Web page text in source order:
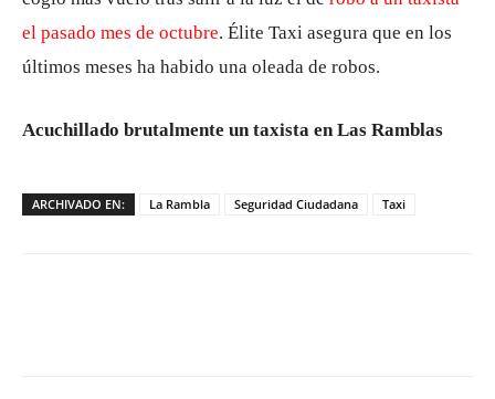
el pasado mes de octubre. Élite Taxi asegura que en los
últimos meses ha habido una oleada de robos.
Acuchillado brutalmente un taxista en Las Ramblas
ARCHIVADO EN: La Rambla Seguridad Ciudadana Taxi